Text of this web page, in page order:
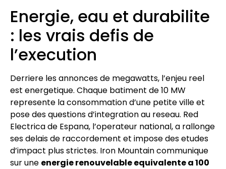
Energie, eau et durabilite
: les vrais defis de
l’execution
Derriere les annonces de megawatts, l’enjeu reel
est energetique. Chaque batiment de 10 MW
represente la consommation d’une petite ville et
pose des questions d’integration au reseau. Red
Electrica de Espana, l’operateur national, a rallonge
ses delais de raccordement et impose des etudes
d’impact plus strictes. Iron Mountain communique
sur une energie renouvelable equivalente a 100